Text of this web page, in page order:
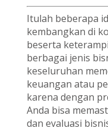
Itulah beberapa
kembangkan di
beserta
berbagai jenis
keseluruhan
keuangan atau
karena dengan
Anda bisa
dan evaluasi